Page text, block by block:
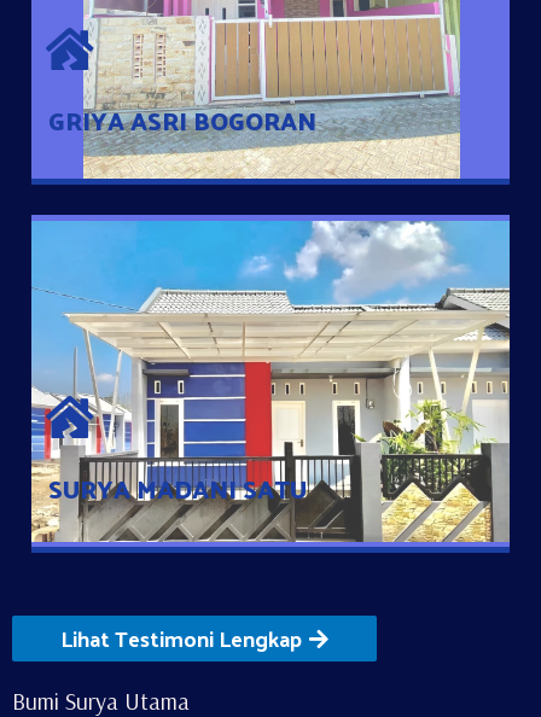
GRIYA ASRI BOGORAN
Desain Modern Minimalis dengan Konsep Rumah Pintar
Sehingga Memudahkan Penghuni mengakses rumahnya
dengan Ponsel
SURYA MADANI SATU
SURYA MADANI SATU
Satu-satunya Hunian nyaman dengan harga subsidi hanya 100
jutaan dengan lokasi strategis di Tuban
Lihat Testimoni Lengkap
Bumi Surya Utama